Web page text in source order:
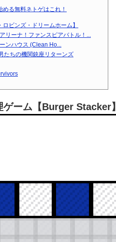
る無料ネトゲはこれ！
ビンズ・ドリームホーム】
リーナ！ファンスピアバトル！...
ンハウス (Clean Ho...
たちの機関銃座リターンズ
ーム【Burger Stacker】